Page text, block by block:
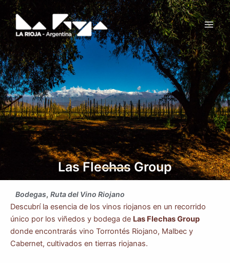
al
contenido
Main
Las Flechas Group
Bodegas, Ruta del Vino Riojano
Descubrí la esencia de los vinos riojanos en un recorrido
único por los viñedos y bodega de Las Flechas Group
donde encontrarás vino Torrontés Riojano, Malbec y
Cabernet, cultivados en tierras riojanas.